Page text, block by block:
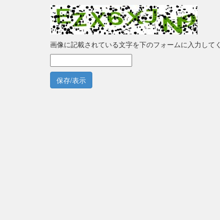
画像に記載されている文字を下のフォームに入力して
保存/表示